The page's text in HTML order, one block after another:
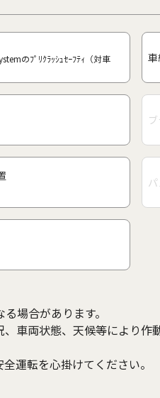
のﾌﾟﾘｸﾗｯｼｭｾｰﾌﾃｨ（対車
場合があります。
車両状態、天候等により
運転を心掛けてください。